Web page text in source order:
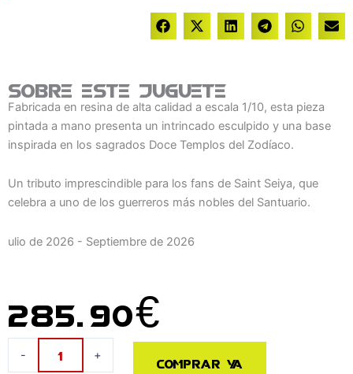
Sobre este juguete
Fabricada en resina de alta calidad a escala 1/10, esta pieza
pintada a mano presenta un intrincado esculpido y una base
inspirada en los sagrados Doce Templos del Zodíaco.
Un tributo imprescindible para los fans de Saint Seiya, que
celebra a uno de los guerreros más nobles del Santuario.
ulio de 2026 - Septiembre de 2026
285.90€
- + Comprar ya